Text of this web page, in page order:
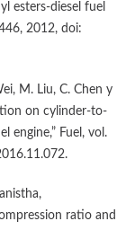
esters-diesel fuel
2012, doi:
M. Liu, C. Chen y
on cylinder-to-
engine,” Fuel, vol.
ratio and